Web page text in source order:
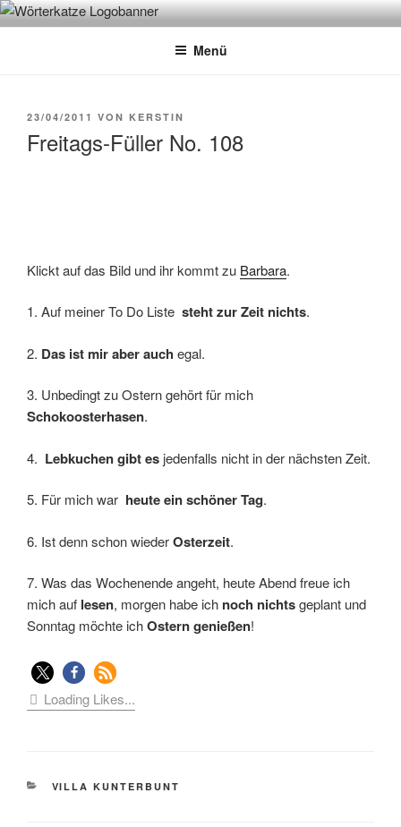
Zum
InhaltWÖRTERKATZE
Von Büchern erzählen
Menü
VERÖFFENTLICHT
23/04/2011 VON KERSTIN
Freitags-Füller No. 108
Klickt auf das Bild und ihr kommt zu Barbara.
1. Auf meiner To Do Liste steht zur Zeit nichts.
2. Das ist mir aber auch egal.
3. Unbedingt zu Ostern gehört für mich
Schokoosterhasen.
4. Lebkuchen gibt es jedenfalls nicht in der nächsten Zeit.
5. Für mich war heute ein schöner Tag.
6. Ist denn schon wiederOsterzeit.
7. Was das Wochenende angeht, heute Abend freue ich
mich auf lesen, morgen habe ich noch nichtsgeplant und
Sonntag möchte ichOstern genießen!
Loading Likes...
KATEGORIEN
VILLA KUNTERBUNT